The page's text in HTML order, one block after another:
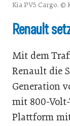
Kia PV5 Cargo. ©
Renault
Mit dem
Renault die
Generation
mit 800-
Plattform